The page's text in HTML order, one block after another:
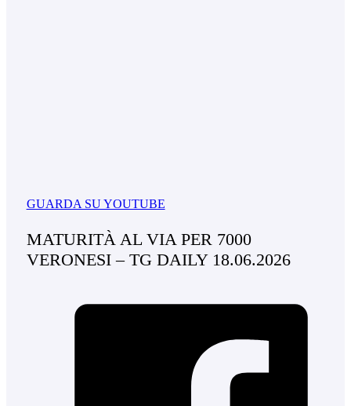
GUARDA SU YOUTUBE
MATURITÀ AL VIA PER 7000
VERONESI – TG DAILY 18.06.2026